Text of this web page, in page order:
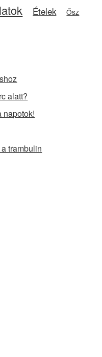
Ételek Ősz
alatt?
napotok!
trambulin